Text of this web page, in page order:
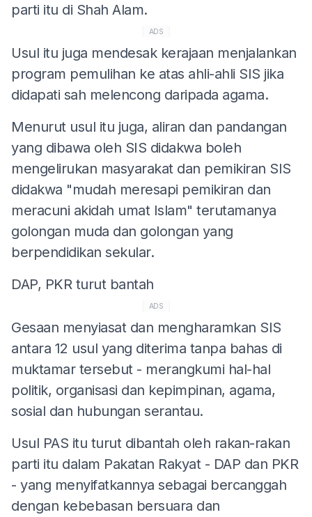
parti itu di Shah Alam.
ADS
Usul itu juga mendesak kerajaan menjalankan
program pemulihan ke atas ahli-ahli SIS jika
didapati sah melencong daripada agama.
Menurut usul itu juga, aliran dan pandangan
yang dibawa oleh SIS didakwa boleh
mengelirukan masyarakat dan pemikiran SIS
didakwa "mudah meresapi pemikiran dan
meracuni akidah umat Islam" terutamanya
golongan muda dan golongan yang
berpendidikan sekular.
DAP, PKR turut bantah
ADS
Gesaan menyiasat dan mengharamkan SIS
antara 12 usul yang diterima tanpa bahas di
muktamar tersebut - merangkumi hal-hal
politik, organisasi dan kepimpinan, agama,
sosial dan hubungan serantau.
Usul PAS itu turut dibantah oleh rakan-rakan
parti itu dalam Pakatan Rakyat - DAP dan PKR
- yang menyifatkannya sebagai bercanggah
dengan kebebasan bersuara dan